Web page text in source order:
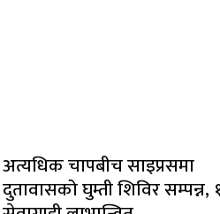
अत्यधिक चापबीच साइप्रसमा
दुतावासको घुम्ती शिविर सम्पन्न,